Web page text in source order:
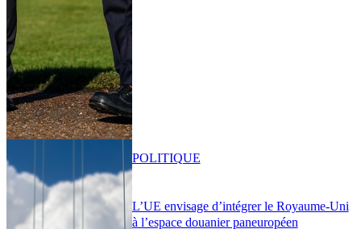
L’UE envisage d’intégrer le Royaume-Uni
à l’espace douanier paneuropéen
POLITIQUE